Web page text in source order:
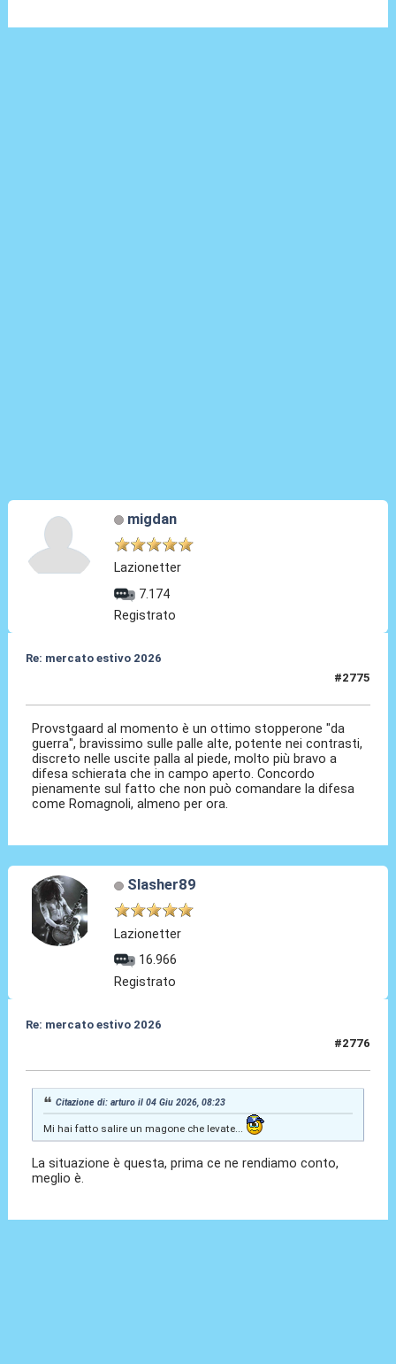
migdan
Lazionetter
7.174
Registrato
Re: mercato estivo 2026
#2775
Provstgaard al momento è un ottimo stopperone "da
guerra", bravissimo sulle palle alte, potente nei contrasti,
discreto nelle uscite palla al piede, molto più bravo a
difesa schierata che in campo aperto. Concordo
pienamente sul fatto che non può comandare la difesa
come Romagnoli, almeno per ora.
Slasher89
Lazionetter
16.966
Registrato
Re: mercato estivo 2026
#2776
Citazione di: arturo il 04 Giu 2026, 08:23
Mi hai fatto salire un magone che levate...
La situazione è questa, prima ce ne rendiamo conto,
meglio è.